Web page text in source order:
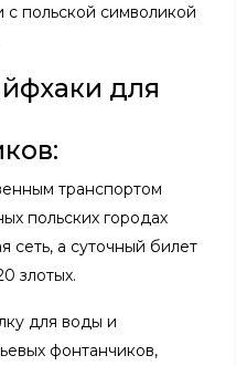
с польской символикой
для
транспортом
польских городах
сеть, а суточный билет
злотых.
для воды и
фонтанчиков,